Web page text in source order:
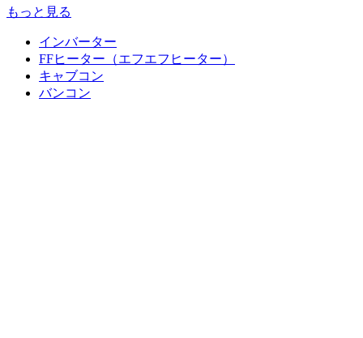
もっと見る
インバーター
FFヒーター（エフエフヒーター）
キャブコン
バンコン